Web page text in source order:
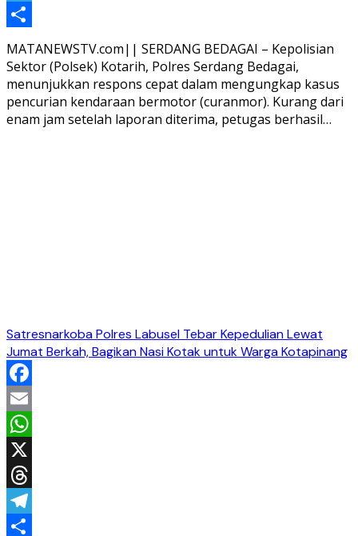
Telegram
Share
MATANEWSTV.com|| SERDANG BEDAGAI – Kepolisian
Sektor (Polsek) Kotarih, Polres Serdang Bedagai,
menunjukkan respons cepat dalam mengungkap kasus
pencurian kendaraan bermotor (curanmor). Kurang dari
enam jam setelah laporan diterima, petugas berhasil…
Satresnarkoba Polres Labusel Tebar Kepedulian Lewat
Jumat Berkah, Bagikan Nasi Kotak untuk Warga Kotapinang
Facebook
Email
WhatsApp
X
Threads
Telegram